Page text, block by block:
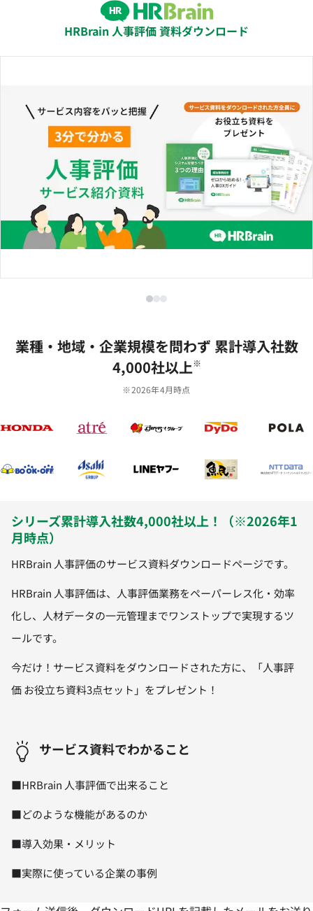
HRBrain 人事評価 資料ダウンロード
業種‧地域‧企業規模を問わず 累計導⼊社数
4,000社以上※
※2026年4月時点
シリーズ累計導入社数4,000社以上！（※2026年1
月時点）
HRBrain 人事評価のサービス資料ダウンロードページです。
HRBrain 人事評価は、人事評価業務をペーパーレス化・効率
化し、人材データの一元管理までワンストップで実現するツ
ールです。
今だけ！サービス資料をダウンロードされた方に、「人事評
価 お役立ち資料3点セット」をプレゼント！
サービス資料でわかること
■HRBrain 人事評価で出来ること
■どのような機能があるのか
■導入効果・メリット
■実際に使っている企業の事例